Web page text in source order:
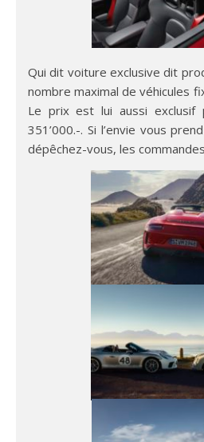
Qui dit voiture exclusive dit
nombre maximal de véhicules
Le prix est lui aussi exclusif
351’000.-. Si l’envie vous
dépêchez-vous, les